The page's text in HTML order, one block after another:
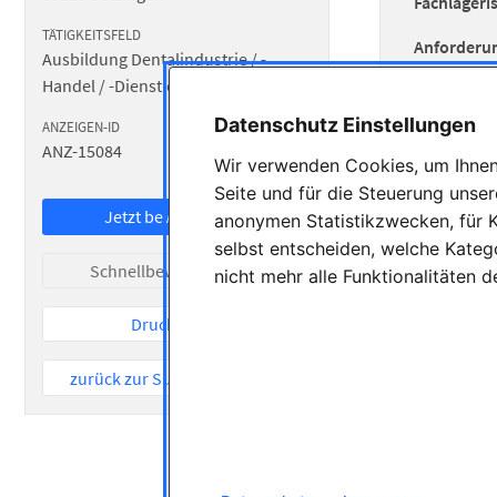
TÄTIGKEITSFELD
Ausbildung Dentalindustrie / -
Handel / -Dienstleistungen
ANZEIGEN-ID
ANZ-15084
ONLINE SEIT
Jetzt bewerben
Schnellbewerbung
Drucken
zurück zur Suche / Startseite
Angebot:
Datenschutz Einstellungen
Wir verwenden Cookies, um
Seite und für die Steuerung
anonymen Statistikzwecken, für
selbst entscheiden, welche
nicht mehr alle Funktionalitäten